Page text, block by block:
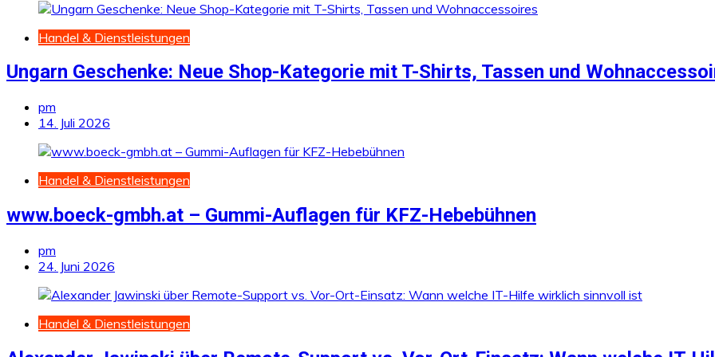
Handel & Dienstleistungen
Ungarn Geschenke: Neue Shop-Kategorie mit T-Shirts, Tassen und
pm
14. Juli 2026
Handel & Dienstleistungen
www.boeck-gmbh.at – Gummi-Auflagen für KFZ-Hebebühnen
pm
24. Juni 2026
Handel & Dienstleistungen